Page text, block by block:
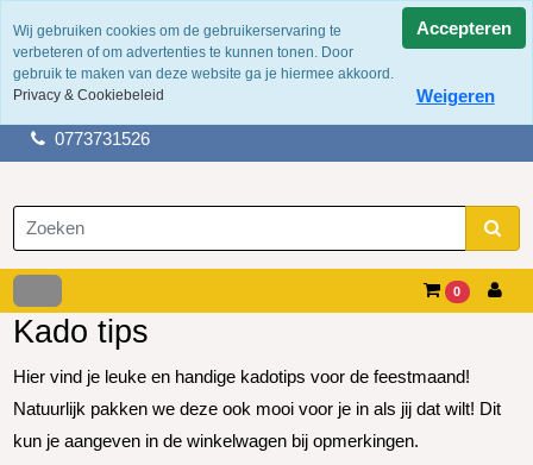
100 jaar ervaring
Fysieke winkel in tegelen
0773731526
0
Kado tips
Hier vind je leuke en handige kadotips voor de feestmaand!
Natuurlijk pakken we deze ook mooi voor je in als jij dat wilt! Dit
kun je aangeven in de winkelwagen bij opmerkingen.
Wij gebruiken cookies om de gebruikerservaring te
verbeteren of om advertenties te kunnen tonen. Door
gebruik te maken van deze website ga je hiermee akkoord.
Privacy & Cookiebeleid
Accepteren
Weigeren